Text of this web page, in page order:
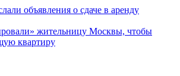
жительницу Москвы, чтобы
квартиру